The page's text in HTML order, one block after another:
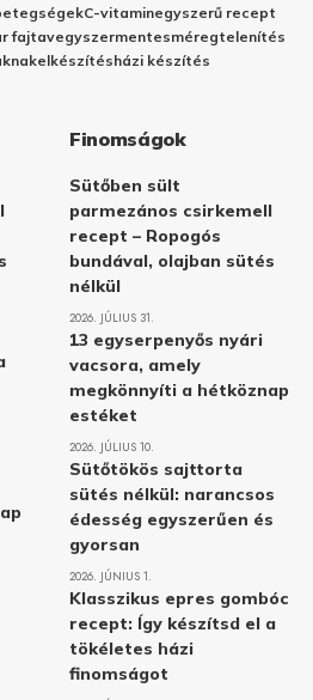
C-vitaminegyszerű recept
fajtavegyszermentesméregtelenítés
elkészítésházi készítés
Finomságok
Sütőben sült
parmezános csirkemell
recept – Ropogós
bundával, olajban sütés
nélkül
2026. JÚLIUS 31.
13 egyserpenyős nyári
vacsora, amely
megkönnyíti a hétköznap
estéket
2026. JÚLIUS 10.
Sütőtökös sajttorta
sütés nélkül: narancsos
édesség egyszerűen és
gyorsan
2026. JÚNIUS 1.
Klasszikus epres gombóc
recept: Így készítsd el a
tökéletes házi
finomságot